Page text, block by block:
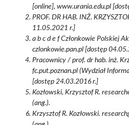
[online], www.urania.edu.pl
PROF. DR HAB. INŻ.
11.05.2021 r.]
a b c d e f Członkowie Polskiej
czlonkowie.pan.pl [dostęp
Pracownicy / prof. dr hab. inż.
fc.put.poznan.pl (Wydział
[dostęp 24.03.2016 r.]
Kozłowski, Krzysztof R.
(ang.).
Krzysztof R. Kozłowski.